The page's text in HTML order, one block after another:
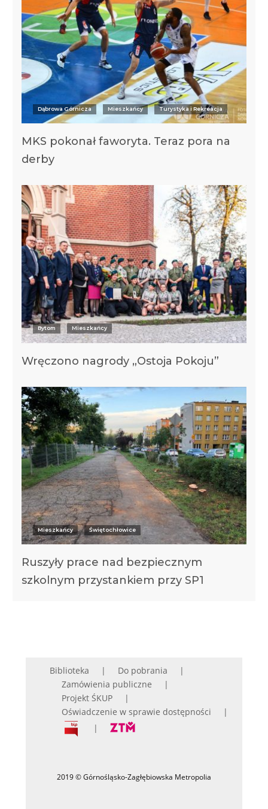
Dąbrowa Górnicza Mieszkańcy Turystyka i Rekreacja
MKS pokonał faworyta. Teraz pora na
derby
Bytom Mieszkańcy
Wręczono nagrody „Ostoja Pokoju”
Mieszkańcy Świętochłowice
Ruszyły prace nad bezpiecznym
szkolnym przystankiem przy SP1
Biblioteka
Do pobrania
Zamówienia publiczne
Projekt ŚKUP
Oświadczenie w sprawie dostępności
2019 © Górnośląsko-Zagłębiowska Metropolia